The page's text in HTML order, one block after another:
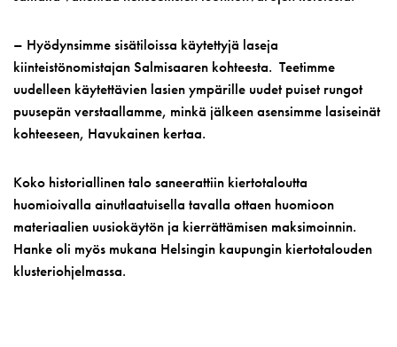
– Hyödynsimme sisätiloissa käytettyjä laseja
kiinteistönomistajan Salmisaaren kohteesta. Teetimme
uudelleen käytettävien lasien ympärille uudet puiset rungot
puusepän verstaallamme, minkä jälkeen asensimme lasiseinät
kohteeseen, Havukainen kertaa.
Koko historiallinen talo saneerattiin kiertotaloutta
huomioivalla ainutlaatuisella tavalla ottaen huomioon
materiaalien uusiokäytön ja kierrättämisen maksimoinnin.
Hanke oli myös mukana Helsingin kaupungin kiertotalouden
klusteriohjelmassa.